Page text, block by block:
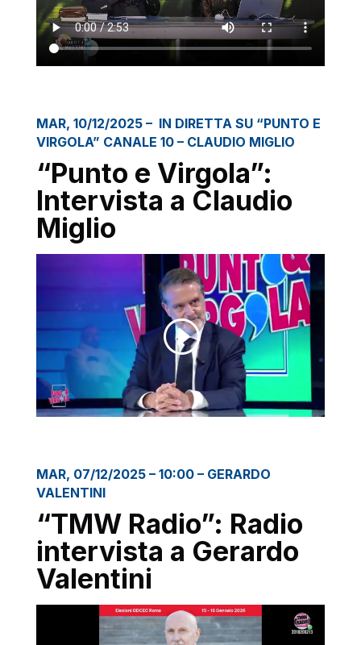
MAR, 10/12/2025 – IN DIRETTA SU “PUNTO E
VIRGOLA” CANALE 10 – CLAUDIO MIGLIO
“Punto e Virgola”:
Intervista a Claudio
Miglio
MAR, 07/12/2025 – 10:00 – GERARDO
VALENTINI
“TMW Radio”: Radio
intervista a Gerardo
Valentini